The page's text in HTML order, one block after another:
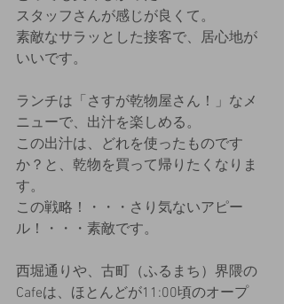
スタッフさんが感じが良くて。
素敵なサラッとした接客で、居心地が
いいです。
ランチは「さすが乾物屋さん！」なメ
ニューで、出汁を楽しめる。
この出汁は、どれを使ったものです
か？と、乾物を買って帰りたくなりま
す。
この戦略！・・・さり気ないアピー
ル！・・・素敵です。
西堀通りや、古町（ふるまち）界隈の
Cafeは、ほとんどが11:00頃のオープ